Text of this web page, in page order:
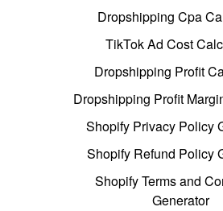
Dropshipping Cpa
TikTok Ad Cost
Dropshipping Profit
Dropshipping Profit
Shopify Privacy Policy
Shopify Refund Policy
Shopify Terms and
Generator